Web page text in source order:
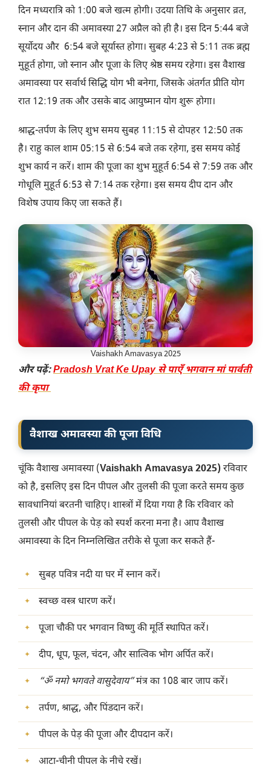
दिन मध्यरात्रि को 1:00 बजे खत्म होगी। उदया तिथि के अनुसार व्रत,
स्नान और दान की अमावस्या 27 अप्रैल को ही है। इस दिन 5:44 बजे
सूर्योदय और 6:54 बजे सूर्यास्त होगा। सुबह 4:23 से 5:11 तक ब्रह्म
मुहूर्त होगा, जो स्नान और पूजा के लिए श्रेष्ठ समय रहेगा। इस वैशाख
अमावस्या पर सर्वार्थ सिद्धि योग भी बनेगा, जिसके अंतर्गत प्रीति योग
रात 12:19 तक और उसके बाद आयुष्मान योग शुरू होगा।
श्राद्ध-तर्पण के लिए शुभ समय सुबह 11:15 से दोपहर 12:50 तक
है। राहु काल शाम 05:15 से 6:54 बजे तक रहेगा, इस समय कोई
शुभ कार्य न करें। शाम की पूजा का शुभ मुहूर्त 6:54 से 7:59 तक और
गोधूलि मुहूर्त 6:53 से 7:14 तक रहेगा। इस समय दीप दान और
विशेष उपाय किए जा सकते हैं।
Vaishakh Amavasya 2025
और पढ़ें:Pradosh Vrat Ke Upay से पाएँ भगवान मां पार्वती
की कृपा
वैशाख अमावस्या की पूजा विधि
चूंकि वैशाख अमावस्या (Vaishakh Amavasya 2025) रविवार
को है, इसलिए इस दिन पीपल और तुलसी की पूजा करते समय कुछ
सावधानियां बरतनी चाहिए। शास्त्रों में दिया गया है कि रविवार को
तुलसी और पीपल के पेड़ को स्पर्श करना मना है। आप वैशाख
अमावस्या के दिन निम्नलिखित तरीके से पूजा कर सकते हैं-
सुबह पवित्र नदी या घर में स्नान करें।
स्वच्छ वस्त्र धारण करें।
पूजा चौकी पर भगवान विष्णु की मूर्ति स्थापित करें।
दीप, धूप, फूल, चंदन, और सात्विक भोग अर्पित करें।
“ॐ नमो भगवते वासुदेवाय”मंत्र का 108 बार जाप करें।
तर्पण, श्राद्ध, और पिंडदान करें।
पीपल के पेड़ की पूजा और दीपदान करें।
आटा-चीनी पीपल के नीचे रखें।